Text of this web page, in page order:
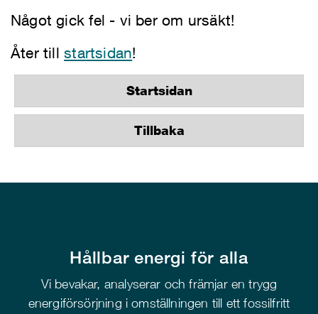
Något gick fel - vi ber om ursäkt!
Åter tillstartsidan!
Startsidan
Tillbaka
Hållbar energi för alla
Vi bevakar, analyserar och främjar en trygg
energiförsörjning i omställningen till ett fossilfritt